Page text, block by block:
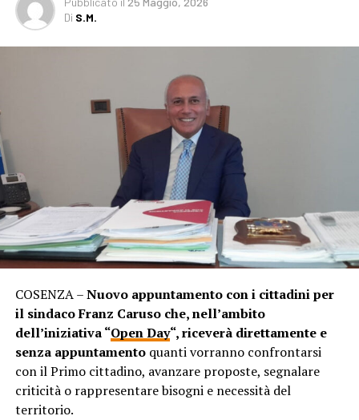
Di S.M.
COSENZA –Nuovo appuntamento con i cittadini per
il sindaco Franz Caruso che, nell’ambito
dell’iniziativa “Open Day“, riceverà direttamente e
senza appuntamento quanti vorranno confrontarsi
con il Primo cittadino, avanzare proposte, segnalare
criticità o rappresentare bisogni e necessità del
territorio.